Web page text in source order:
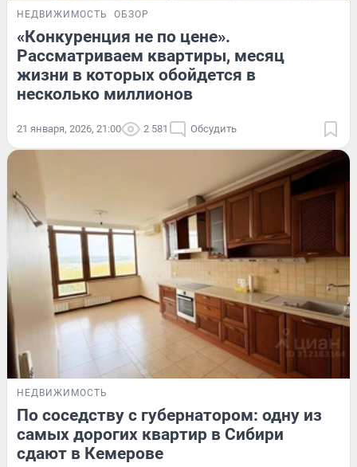
НЕДВИЖИМОСТЬ ОБЗОР
«Конкуренция не по цене».
Рассматриваем квартиры, месяц
жизни в которых обойдется в
несколько миллионов
21 января, 2026, 21:00 2 581 Обсудить
НЕДВИЖИМОСТЬ
По соседству с губернатором: одну из
самых дорогих квартир в Сибири
сдают в Кемерове